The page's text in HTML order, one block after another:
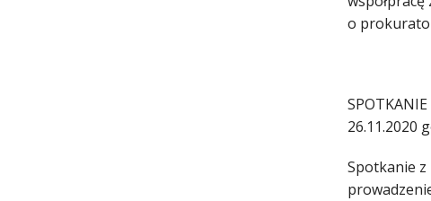
o
SPOTKANIE
26.11.2020
Spotkanie z